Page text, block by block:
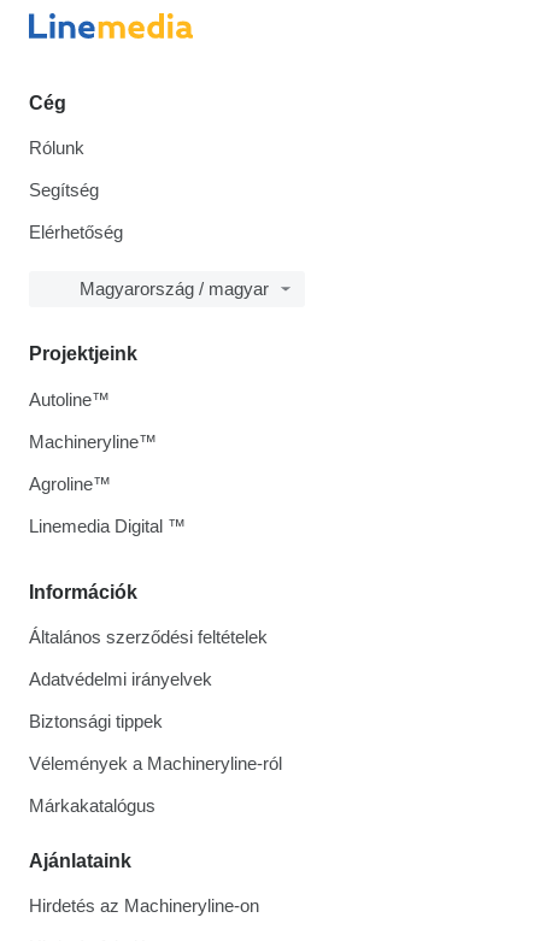
Cég
Rólunk
Segítség
Elérhetőség
Magyarország / magyar
Információk
Általános szerződési feltételek
Adatvédelmi irányelvek
Biztonsági tippek
Vélemények a Machineryline-ról
Márkakatalógus
Ajánlataink
Hirdetés az Machineryline-on
Projektjeink
Autoline™
Machineryline™
Agroline™
Linemedia Digital ™